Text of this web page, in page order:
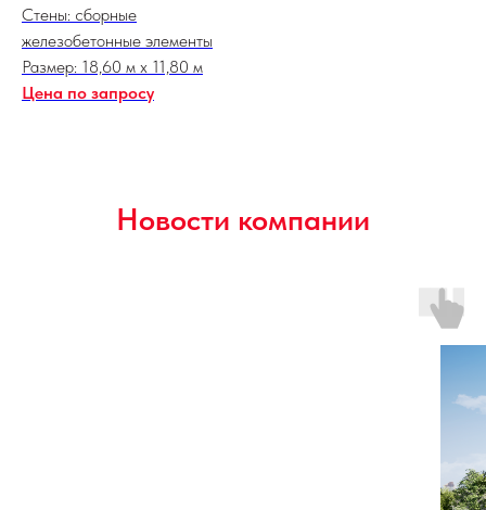
Стены: сборные
железобетонные элементы
Размер: 18,60 м х 11,80 м
Цена по запросу
Новости компании